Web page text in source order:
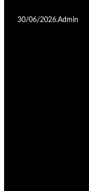
30/06/2026.Admin